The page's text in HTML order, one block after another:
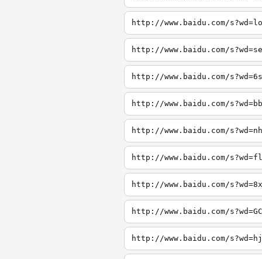
http://www.baidu.com/
http://www.baidu.com/
http://www.baidu.com/
http://www.baidu.com/
http://www.baidu.com/
http://www.baidu.com/
http://www.baidu.com/
http://www.baidu.com/
http://www.baidu.com/